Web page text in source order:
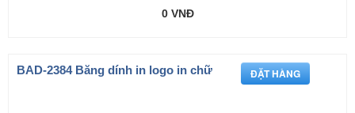
0 VNĐ
BAD-2384 Băng dính in logo in chữ